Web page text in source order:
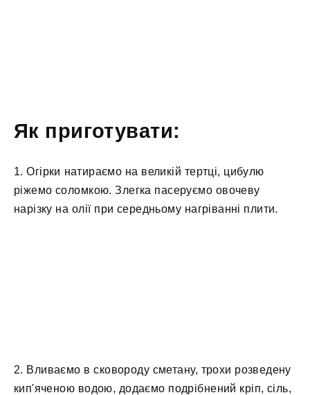
Як приготувати:
1. Огірки натираємо на великій тертці, цибулю
ріжемо соломкою. Злегка пасеруємо овочеву
нарізку на олії при середньому нагріванні плити.
2. Вливаємо в сковороду сметану, трохи розведену
кип'яченою водою, додаємо подрібнений кріп, сіль,